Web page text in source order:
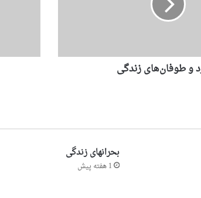
و طوفان‌های زندگی
بحرانهای زندگی
1 هفته پیش